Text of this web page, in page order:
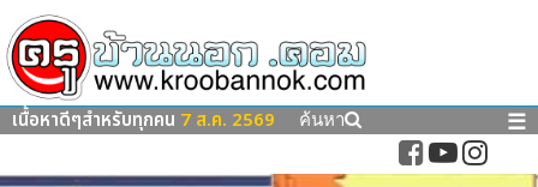
เนื้อหาดีๆสำหรับทุกคน 7 ส.ค. 2569 ค้นหา ☰